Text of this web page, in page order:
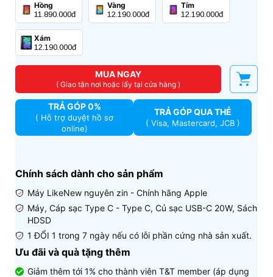
Hồng
11.890.000đ
Vàng
12.190.000đ
Tím
12.190.000đ
Xám
12.190.000đ
MUA NGAY
( Giao tận nơi hoặc lấy tại cửa hàng )
TRẢ GÓP 0%
( Hỗ trợ duyệt hồ sơ
online)
TRẢ GÓP QUA THẺ
( Visa, Mastercard, JCB )
Chính sách dành cho sản phẩm
Máy LikeNew nguyên zin - Chính hãng Apple
Máy, Cáp sạc Type C - Type C, Củ sạc USB-C 20W, Sách
HDSD
1 ĐỔI 1 trong 7 ngày nếu có lỗi phần cứng nhà sản xuất.
Ưu đãi và quà tặng thêm
Giảm thêm tới 1% cho thành viên T&T member (áp dụng